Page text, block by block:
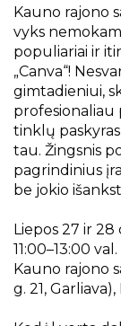
Kauno rajono
vyks
populiariai ir
„Canva“!
gimtadieniui,
profesionaliau
tinklų
tau. Žingsnis
pagrindinius
be jokio
Liepos 27 ir
11:00–13:00 val.
Kauno rajono
g. 21,